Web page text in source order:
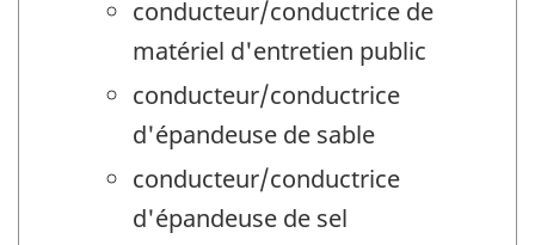
conducteur/conductrice de
matériel d'entretien public
conducteur/conductrice
d'épandeuse de sable
conducteur/conductrice
d'épandeuse de sel